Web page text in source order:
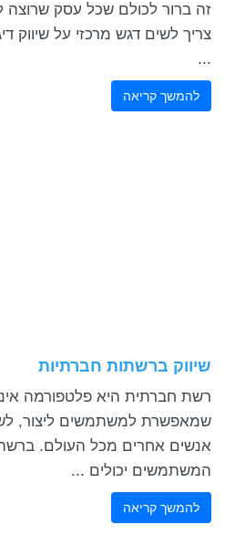
זה ברור לכולם שכל עסק שרוצה
צריך לשים דגש מרכזי על שיווק
...
להמשך קריאה
שיווק ברשתות חברתיות
רשת חברתית היא פלטפורמה
שמאפשרת למשתמשים ליצור,
אנשים אחרים מכל העולם.
המשתמשים יכולים ...
להמשך קריאה